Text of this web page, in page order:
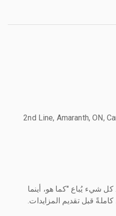
شيء يُباع "كما هو، أينما
قبل تقديم المزايدات.